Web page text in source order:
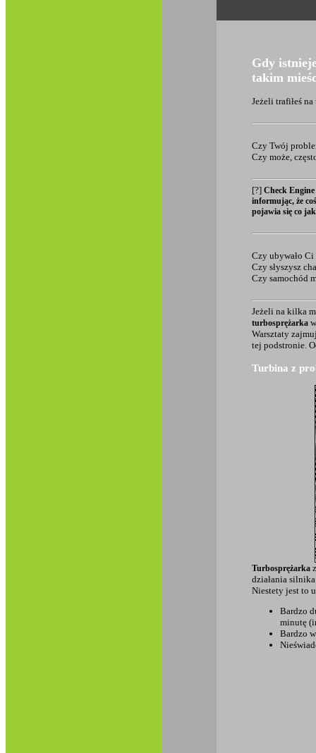
Gdy
takim
Jeżeli trafiłeś
Czy Twój
Czy może,
[?] Check
informując, że
pojawia się co
Czy ubywało
Czy słyszysz
Czy samochód
Jeżeli na kilka
turbosprężarka
Warsztaty
tej podstronie.
Turbina z
Turbosprężarka
działania
Niestety jest to
Bardzo
minutę
Bardzo